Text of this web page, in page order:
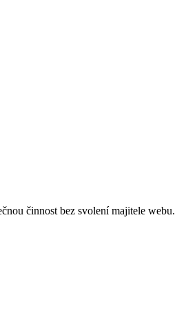
činnost bez svolení majitele webu.